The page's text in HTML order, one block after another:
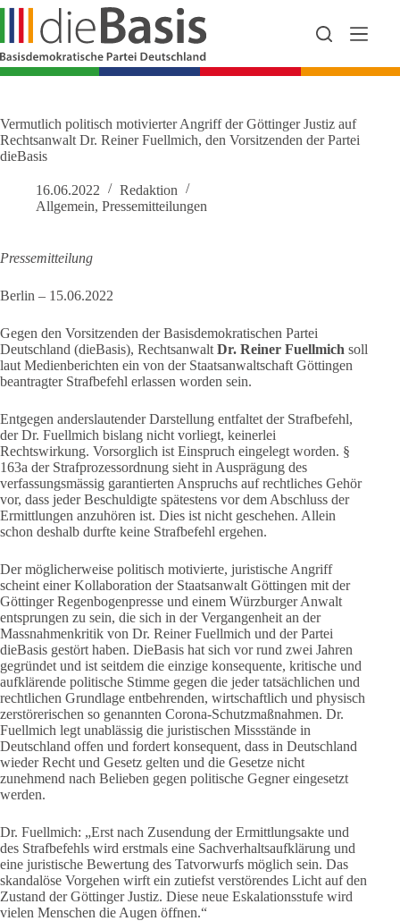
Zum
springen
Vermutlich politisch motivierter Angriff der Göttinger Justiz auf
Rechtsanwalt Dr. Reiner Fuellmich, den Vorsitzenden der Partei
dieBasis
16.06.2022
Redaktion
Allgemein, Pressemitteilungen
Pressemitteilung
Berlin – 15.06.2022
Gegen den Vorsitzenden der Basisdemokratischen Partei
Deutschland (dieBasis), Rechtsanwalt Dr. Reiner Fuellmich soll
laut Medienberichten ein von der Staatsanwaltschaft Göttingen
beantragter Strafbefehl erlassen worden sein.
Entgegen anderslautender Darstellung entfaltet der Strafbefehl,
der Dr. Fuellmich bislang nicht vorliegt, keinerlei
Rechtswirkung. Vorsorglich ist Einspruch eingelegt worden. §
163a der Strafprozessordnung sieht in Ausprägung des
verfassungsmässig garantierten Anspruchs auf rechtliches Gehör
vor, dass jeder Beschuldigte spätestens vor dem Abschluss der
Ermittlungen anzuhören ist. Dies ist nicht geschehen. Allein
schon deshalb durfte keine Strafbefehl ergehen.
Der möglicherweise politisch motivierte, juristische Angriff
scheint einer Kollaboration der Staatsanwalt Göttingen mit der
Göttinger Regenbogenpresse und einem Würzburger Anwalt
entsprungen zu sein, die sich in der Vergangenheit an der
Massnahmenkritik von Dr. Reiner Fuellmich und der Partei
dieBasis gestört haben. DieBasis hat sich vor rund zwei Jahren
gegründet und ist seitdem die einzige konsequente, kritische und
aufklärende politische Stimme gegen die jeder tatsächlichen und
rechtlichen Grundlage entbehrenden, wirtschaftlich und physisch
zerstörerischen so genannten Corona-Schutzmaßnahmen. Dr.
Fuellmich legt unablässig die juristischen Missstände in
Deutschland offen und fordert konsequent, dass in Deutschland
wieder Recht und Gesetz gelten und die Gesetze nicht
zunehmend nach Belieben gegen politische Gegner eingesetzt
werden.
Dr. Fuellmich: „Erst nach Zusendung der Ermittlungsakte und
des Strafbefehls wird erstmals eine Sachverhaltsaufklärung und
eine juristische Bewertung des Tatvorwurfs möglich sein. Das
skandalöse Vorgehen wirft ein zutiefst verstörendes Licht auf den
Zustand der Göttinger Justiz. Diese neue Eskalationsstufe wird
vielen Menschen die Augen öffnen.“